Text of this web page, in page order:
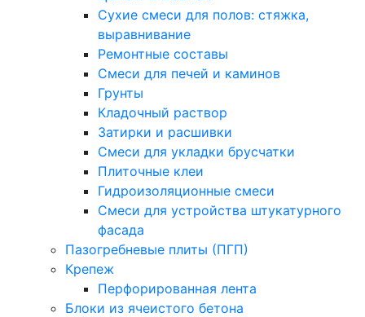
Сухие смеси для полов: стяжка,
выравнивание
Ремонтные составы
Смеси для печей и каминов
Грунты
Кладочный раствор
Затирки и расшивки
Смеси для укладки брусчатки
Плиточные клеи
Гидроизоляционные смеси
Смеси для устройства штукатурного
фасада
Пазогребневые плиты (ПГП)
Крепеж
Перфорированная лента
Блоки из ячеистого бетона